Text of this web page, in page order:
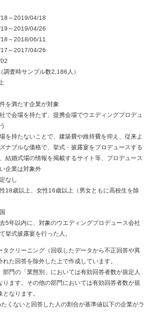
～2019/04/18
～2019/04/26
～2018/06/11
～2017/04/26
調査時サンプル数2,186人）
を満たす企業が対象
で会場を持たず、提携会場でウエディングプロデュ
を持たないことで、建築費や維持費を抑え、従来よ
ナブルな価格で、挙式・披露宴をプロデュースする
結婚式場の情報を掲載するサイト等、プロデュース
企業は対象外
なし
18歳以上、女性16歳以上（男女ともに高校生を除
5年以内に、対象のウエディングプロデュース会社
挙式披露宴を行った人。
クリーニング（回収したデータから不正回答や異
た回答を除外した上で作成しています。
門の「業態別」においては有効回答者数が規定人
ます。その他の部門においては有効回答者数が規
なります。
くないと回答した人の割合が基準値以下の企業がラ